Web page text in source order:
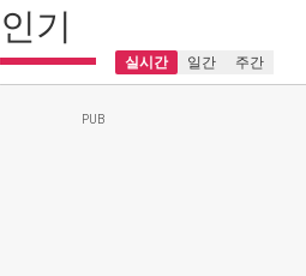
인기
실시간 일간 주간